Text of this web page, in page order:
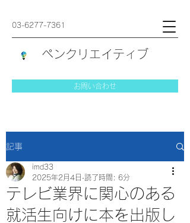
03-6277-7361
ペンクリエイティブ
お問い合わせ
記事
テレビ業界に関心のある
就活生向けに本を出版し
imd33
2025年2月4日 読了時間: 6分